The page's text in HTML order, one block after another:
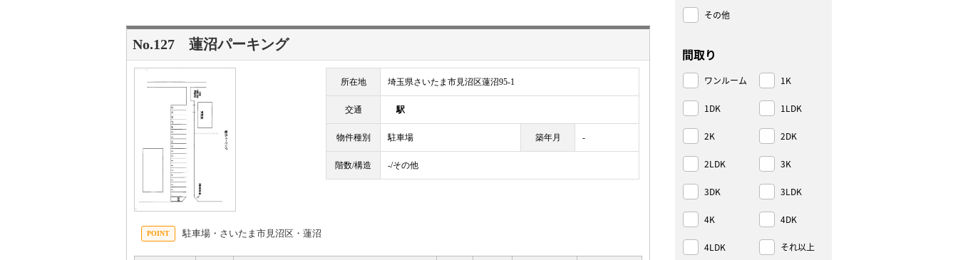
No.127 蓮沼パーキング
所在地 埼玉県さいたま市見沼区蓮沼95-1
交通 駅
物件種別 駐車場 築年月 -
階数/構造 -/その他
駐車場・さいたま市見沼区・蓮沼
その他
間取り
ワンルーム 1K
1DK 1LDK
2K 2DK
2LDK 3K
3DK 3LDK
4K 4DK
4LDK それ以上